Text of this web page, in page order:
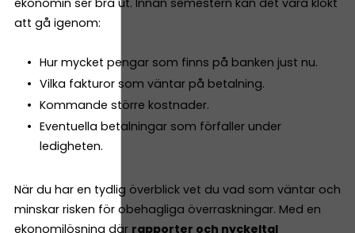
ekonomin ser bra ut. Innan semestern kan det vara klokt
att gå igenom:
Hur mycket pengar som finns på banken just nu.
Vilka fakturor som väntar på betalning.
Kommande större kostnader.
Eventuella betalningar som förfaller under
ledigheten.
När du har en tydlig överblick vet du vad som väntar och
minskar risken för obehagliga överraskningar. Med en
ekonomilösning där rapporter och nyckeltal